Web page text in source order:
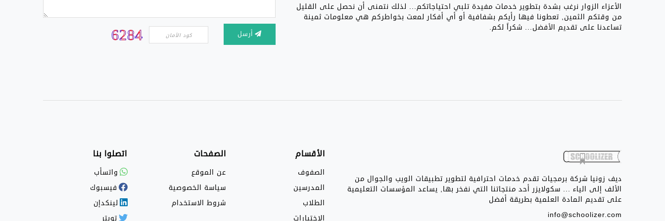
الأعزاء الزوار نرغب بشدة بتطوير خدمات مفيدة تلبي احتياجاتكم... لذلك نتمنى أن نحصل على القليل
من وقتكم الثمين, تعطونا فيها رأيكم بشفافية أو أي أفكار لمعت بخواطركم هي معلومات ثمينة
تساعدنا على تقديم الأفضل... شكراً لكم.
أرسل
ديف زونيا شركة برمجيات تقدم خدمات احترافية لتطوير تطبيقات الويب والجوال من
الألف إلى الياء ... سكولايزر أحد منتجاتنا التي نفخر بها, يساعد المؤسسات التعليمية
على تقديم المادة العلمية بطريقة أفضل
info@schoolizer.com
الأقسام
الصفوف
المدرسين
الطلاب
الاختبارات
الصفحات
عن الموقع
سياسة الخصوصية
شروط الاستخدام
اتصلوا بنا
واتسأب
فيسبوك
لينكدإن
تويتر